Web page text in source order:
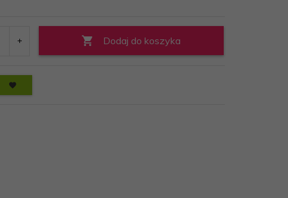
Dodaj do koszyka